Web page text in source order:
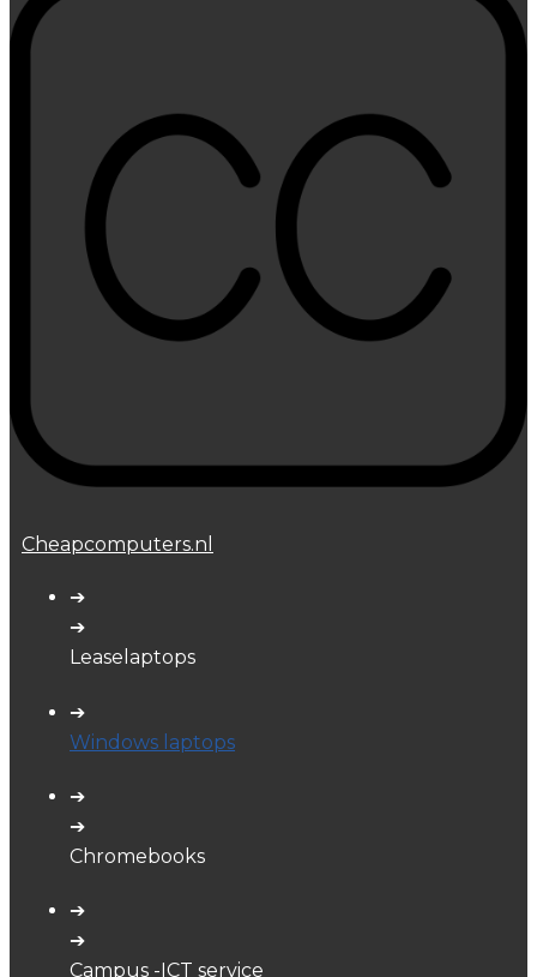
Cheapcomputers.nl
➔
➔
Leaselaptops
➔
Windows laptops
➔
➔
Chromebooks
➔
➔
Campus -ICT service